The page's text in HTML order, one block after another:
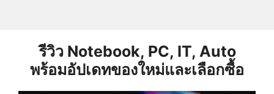
รีวิว Notebook, PC, IT, Auto
พร้อมอัปเดทของใหม่และเลือกซื้อ